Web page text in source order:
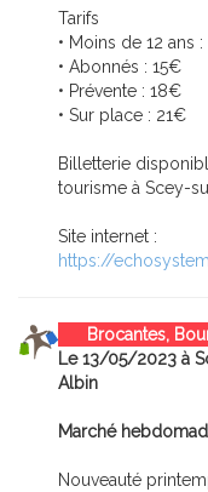
Tarifs
• Moins de 12 ans
• Abonnés : 15€
• Prévente : 18€
• Sur place : 21€
Billetterie
tourisme à Scey-
Site internet :
https://
Brocantes,
Le 13/05/2023 à
Albin
Marché
Nouveauté